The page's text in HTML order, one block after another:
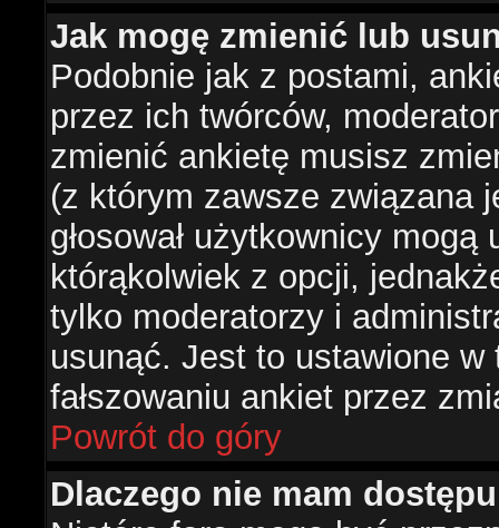
Jak mogę zmienić lub
Podobnie jak z postami,
przez ich twórców,
zmienić ankietę musisz
(z którym zawsze związana
głosował użytkownicy
którąkolwiek z opcji,
tylko moderatorzy i
usunąć. Jest to ustawione
fałszowaniu ankiet przez
Powrót do góry
Dlaczego nie mam